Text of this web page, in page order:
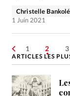
Christelle Bankolé
1 Juin 2021
1 2 3
ARTICLES LES